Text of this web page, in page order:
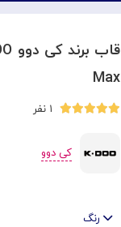
Max
کی دوو
رنگ